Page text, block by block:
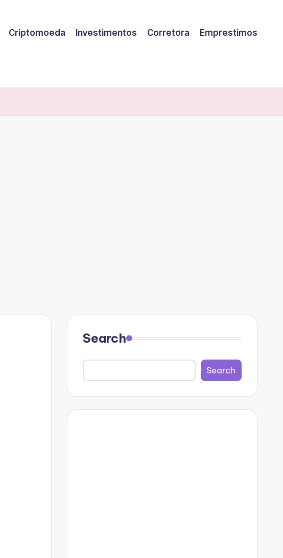
Criptomoeda Investimentos Corretora Emprestimos
Search
Search